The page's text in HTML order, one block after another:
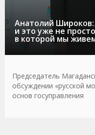
Анатолий
и это уже не
в которой мы
Председатель
обсуждении «русской
основ госуправления